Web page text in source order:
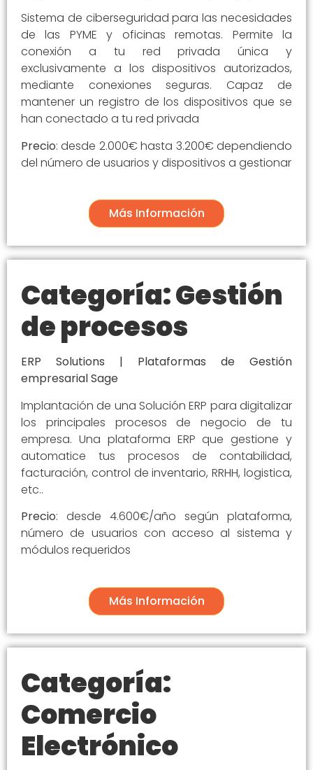
Sistema de ciberseguridad para las necesidades
de las PYME y oficinas remotas. Permite la
conexión a tu red privada única y
exclusivamente a los dispositivos autorizados,
mediante conexiones seguras. Capaz de
mantener un registro de los dispositivos que se
han conectado a tu red privada
Precio: desde 2.000€ hasta 3.200€ dependiendo
del número de usuarios y dispositivos a gestionar
Más Información
Categoría: Gestión
de procesos
ERP Solutions | Plataformas de Gestión
empresarial Sage
Implantación de una Solución ERP para digitalizar
los principales procesos de negocio de tu
empresa. Una plataforma ERP que gestione y
automatice tus procesos de contabilidad,
facturación, control de inventario, RRHH, logistica,
etc..
Precio: desde 4.600€/año según plataforma,
número de usuarios con acceso al sistema y
módulos requeridos
Más Información
Categoría:
Comercio
Electrónico